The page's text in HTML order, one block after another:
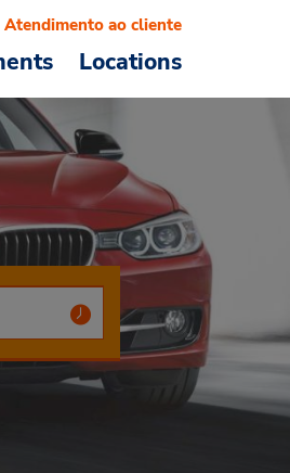
Locations
Atendimento ao cliente